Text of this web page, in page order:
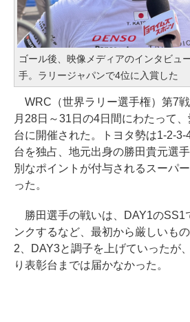
ゴール後、映像メディアのインタビュ
手。ラリージャパンで4位に入賞した
WRC（世界ラリー選手権）第7
月28日～31日の4日間にわたって
台に開催された。トヨタ勢は1-2-
台を独占、地元出身の勝田貴元選
別なポイントが付与されるスーパ
った。
勝田選手の戦いは、DAY1のSS1
ンクするなど、最初から厳しいも
2、DAY3と調子を上げていったが
り表彰台までは届かなかった。